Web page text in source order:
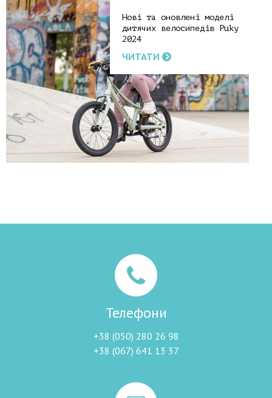
Нові та оновлені моделі
дитячих велосипедів Puky
2024
ЧИТАТИ
Телефони
+38 (050) 280 26 98
+38 (067) 641 13 37